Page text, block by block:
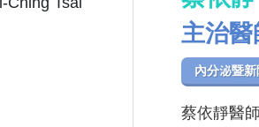
主治醫
內分泌暨
蔡依靜醫